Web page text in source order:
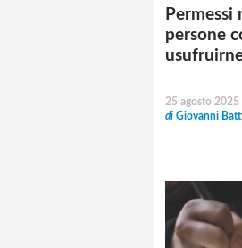
Permessi
persone
25 agosto 2025
di Giovanni